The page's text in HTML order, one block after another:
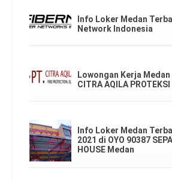
Info Loker Medan
Network Indonesia
Lowongan Kerja
CITRA AQILA PROTEKSI
Info Loker Medan
2021 di OYO 90387
HOUSE Medan